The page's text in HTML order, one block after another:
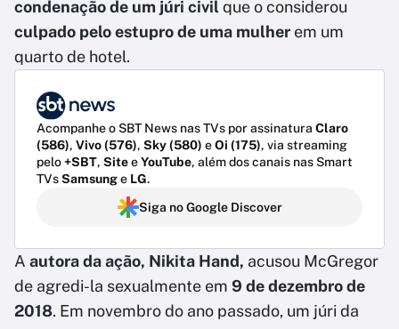
condenação de um júri civilque o considerou
culpado pelo estupro de uma mulher em um
quarto de hotel.
Acompanhe o SBT News nas TVs por assinatura Claro
(586), Vivo (576), Sky (580) eOi (175), via streaming
pelo+SBT, SiteeYouTube, além dos canais nas Smart
TVsSamsunge LG.
Siga no Google Discover
A autora da ação, Nikita Hand, acusou McGregor
de agredi-la sexualmente em 9 de dezembro de
2018. Em novembro do ano passado, um júri da